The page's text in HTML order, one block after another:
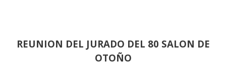
REUNION DEL JURADO DEL 80 SALON DE
OTOÑO